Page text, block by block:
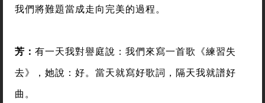
我們將難題當成走向完美的過程。
芳： 有一天我對譽庭說：我們來寫一首歌《練習失
去》，她說：好。當天就寫好歌詞，隔天我就譜好
曲。